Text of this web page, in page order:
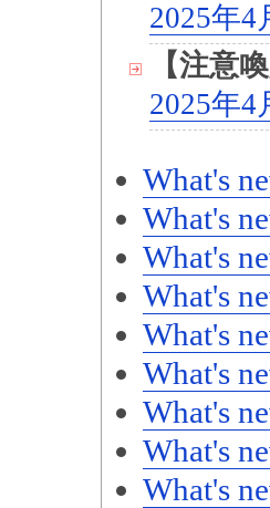
2025年4
【注意
2025年4
What's
What's
What's
What's
What's
What's
What's
What's
What's